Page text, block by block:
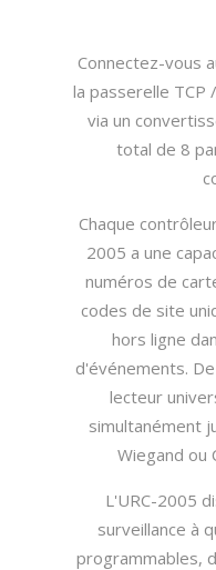
Connectez-vous
la passerelle
via un
total de 8
Chaque
2005 a une
numéros de
codes de site
hors ligne
d'événements.
lecteur
simultanément
Wiegand ou
L'URC-2005
surveillance à
programmables,